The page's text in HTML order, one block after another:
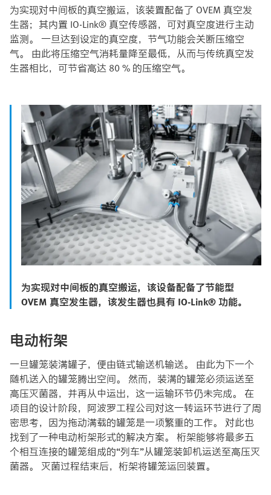
为实现对中间板的真空搬运，该装置配备了 OVEM 真空发
生器；其内置 IO-Link® 真空传感器，可对真空度进行主动
监测。 一旦达到设定的真空度，节气功能会关断压缩空
气。 由此将压缩空气消耗量降至最低，从而与传统真空发
生器相比，可节省高达 80 % 的压缩空气。
为实现对中间板的真空搬运，该设备配备了节能型
OVEM 真空发生器，该发生器也具有 IO-Link® 功能。
电动桁架
一旦罐笼装满罐子，便由链式输送机输送。 由此为下一个
随机送入的罐笼腾出空间。 然而，装满的罐笼必须运送至
高压灭菌器，并再从中运出，这一运输环节仍未完成。 在
项目的设计阶段，阿波罗工程公司对这一转运环节进行了周
密思考，因为拖动满载的罐笼是一项繁重的工作。 对此也
找到了一种电动桁架形式的解决方案。 桁架能够将最多五
个相互连接的罐笼组成的“列车”从罐笼装卸机运送至高压灭
菌器。 灭菌过程结束后，桁架将罐笼运回装置。